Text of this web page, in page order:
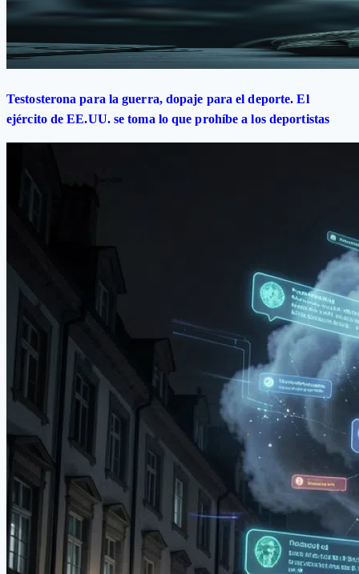
Testosterona para la guerra, dopaje para el deporte. El
ejército de EE.UU. se toma lo que prohíbe a los deportistas